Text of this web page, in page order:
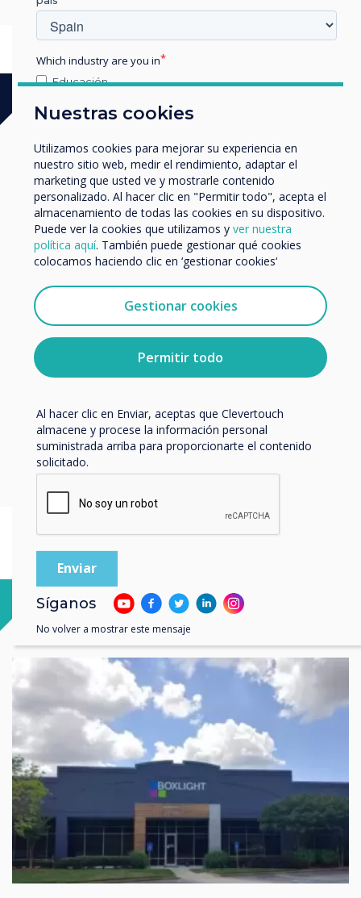
Livingston
3 Deer Park Avenue, Livingston, EH54 8AF, Escocia, Reino Unido
Nuestras cookies
Utilizamos cookies para mejorar su experiencia en
nuestro sitio web, medir el rendimiento, adaptar el
marketing que usted ve y mostrarle contenido
personalizado. Al hacer clic en "Permitir todo", acepta el
almacenamiento de todas las cookies en su dispositivo.
Puede ver la cookies que utilizamos y ver nuestra
política aquí. También puede gestionar qué cookies
colocamos haciendo clic en ‘gestionar cookies‘
Gestionar cookies
Permitir todo
Which industry are you in
Educación
Otros
nombre de empresa
Nos gustaría comunicarnos con usted acerca de
nuestros productos y servicios por correo electrónico,
teléfono o correo postal.
Acepto recibir otras comunicaciones de
Puedes darte de baja de estas comunicaciones en
cualquier momento. Para obtener más información
sobre cómo darte de baja, nuestras prácticas de
privacidad y cómo nos comprometemos a proteger y
respetar tu privacidad, consulta nuestra
Al hacer clic en Enviar, aceptas que Clevertouch
almacene y procese la información personal
suministrada arriba para proporcionarte el contenido
solicitado.
Síganos
No volver a mostrar este mensaje